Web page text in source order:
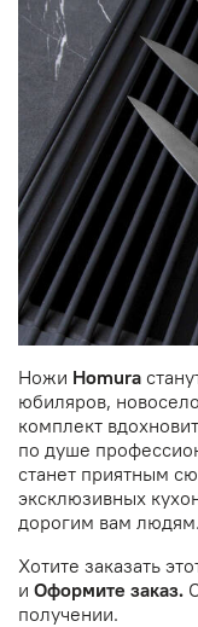
Ножи Homura
юбиляров,
комплект
по душе
станет приятным
эксклюзивных
дорогим вам людям.
Хотите заказать
и Оформите заказ.
получении.